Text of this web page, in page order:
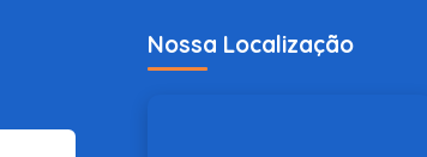
Nossa Localização